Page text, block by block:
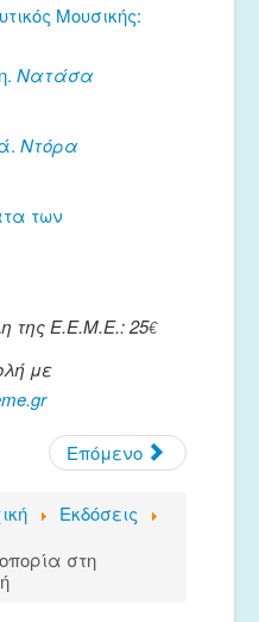
Μουσικής:
Νατάσα
Ντόρα
των
της Ε.Ε.Μ.Ε.: 25€
με
Επόμενο
Εκδόσεις
στη